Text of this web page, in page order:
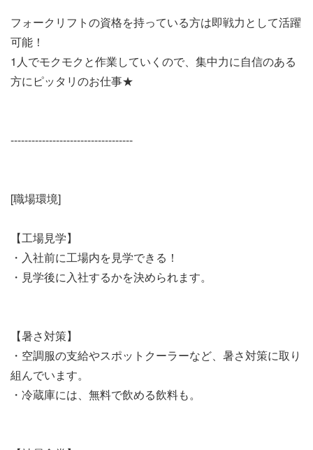
フォークリフトの資格を持っている方は即戦力として活躍
可能！
1人でモクモクと作業していくので、集中力に自信のある
方にピッタリのお仕事★
-----------------------------------
[職場環境]
【工場見学】
・入社前に工場内を見学できる！
・見学後に入社するかを決められます。
【暑さ対策】
・空調服の支給やスポットクーラーなど、暑さ対策に取り
組んでいます。
・冷蔵庫には、無料で飲める飲料も。